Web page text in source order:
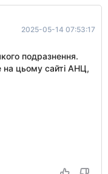
2025-05-14 07:53:17
подразнення.
на цьому сайті АНЦ,